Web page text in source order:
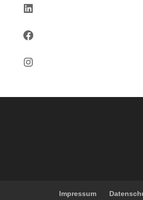
LinkedIn
Facebook
Instagram
Impressum